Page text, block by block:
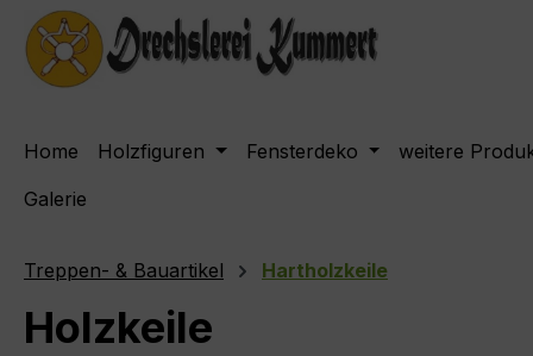
Hauptinhalt springen
Zur Suche springen
Zur Hauptnavigation springen
Home Holzfiguren Fensterdeko
weitere
Galerie
Treppen- & Bauartikel Hartholzkeile
Holzkeile